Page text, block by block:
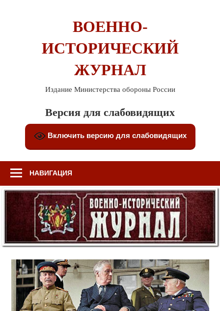
ВОЕННО-
ИСТОРИЧЕСКИЙ
ЖУРНАЛ
Издание Министерства обороны России
Версия для слабовидящих
Включить версию для слабовидящих
НАВИГАЦИЯ